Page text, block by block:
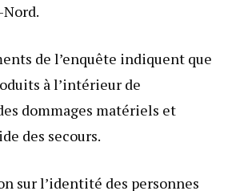
de l’enquête indiquent que
à l’intérieur de
dommages matériels et
des secours.
sur l’identité des personnes